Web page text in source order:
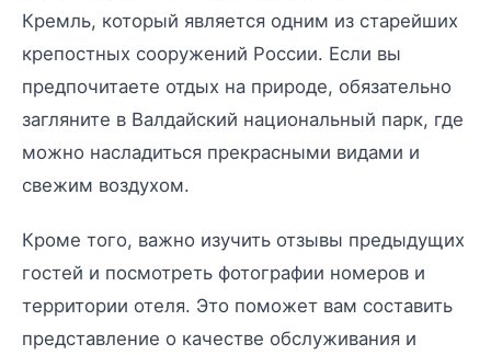
Кремль, который является одним из старейших
крепостных сооружений России. Если вы
предпочитаете отдых на природе, обязательно
загляните в Валдайский национальный парк, где
можно насладиться прекрасными видами и
свежим воздухом.
Кроме того, важно изучить отзывы предыдущих
гостей и посмотреть фотографии номеров и
территории отеля. Это поможет вам составить
представление о качестве обслуживания и